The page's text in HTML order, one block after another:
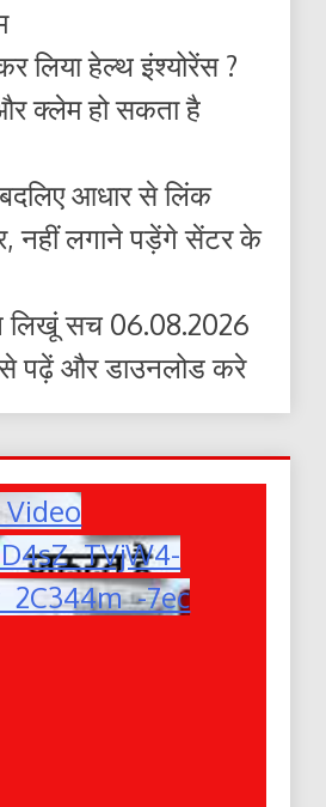
लिया हेल्थ इंश्योरेंस ?
क्लेम हो सकता है
आधार से लिंक
नहीं लगाने पड़ेंगे सेंटर के
लिखूं सच 06.08.2026
से पढ़ें और डाउनलोड करे
Video
7ec